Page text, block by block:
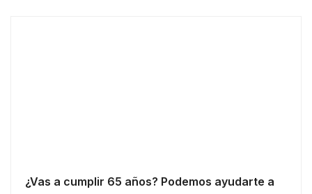
¿Vas a cumplir 65 años? Podemos ayudarte a